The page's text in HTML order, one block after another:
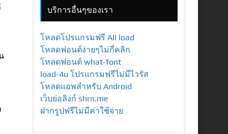
บริการอื่นๆของเรา
โหลดโปรแกรมฟรี All load
โหลดฟอนต์ง่ายๆไม่กี่คลิก
โหลดฟอนต์ what-font
load-4u โปรแกรมฟรีไม่มีไวรัส
โหลดแอพสำหรับ Android
เว็บย่อลิงก์ shrn.me
ฝากรูปฟรีไม่มีค่าใช้จ่าย